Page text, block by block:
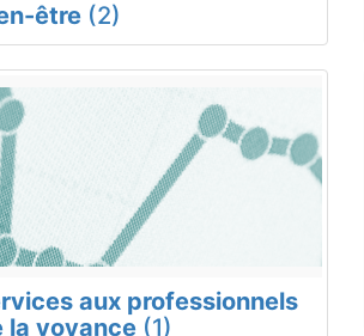
être (2)
aux professionnels
la voyance (1)